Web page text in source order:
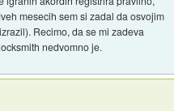
mesecih sem si zadal da osvojim
Recimo, da se mi zadeva
nedvomno je.